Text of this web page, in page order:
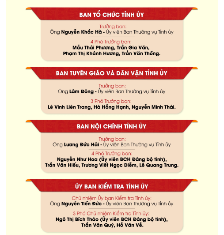
XÂY DỰNG KHÁNH HÒA TRỞ THÀNH THÀNH PHỐ TRỰC THUỘC
ĐẠI HỘI ĐẢNG CÁC CẤP TRANG CHỦ VỀ BÁO KHÁNH HÒA